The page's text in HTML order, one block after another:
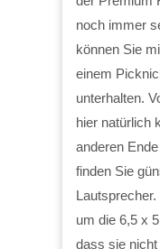
noch immer
können Sie
einem
unterhalten.
hier natürlich
anderen
finden Sie
um die 6,5 x
dass sie